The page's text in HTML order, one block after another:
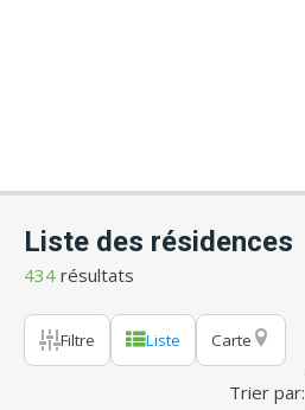
Liste des résidences
434 résultats
Filtre Liste Carte
Trier par: